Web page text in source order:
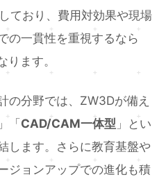
ており、費用対効果や現場
の一貫性を重視するなら
ます。
の分野では、ZW3Dが備え
」「CAD/CAM一体型 」とい
します。さらに教育基盤や
ジョンアップでの進化も積